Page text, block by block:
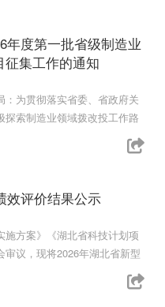
年度第一批省级制造业
征集工作的通知
为贯彻落实省委、省政府关
索制造业领域拨改投工作路
效评价结果公示
方案》《湖北省科技计划项
议，现将2026年湖北省新型